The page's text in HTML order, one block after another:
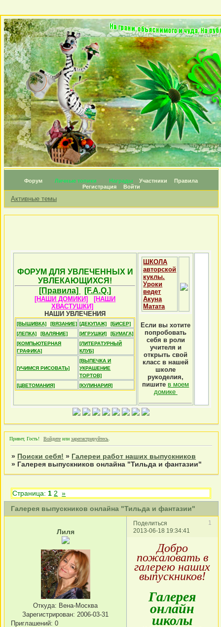
Форум Личные топики Награды Участники
Правила
Регистрация
Войти
Активные темы
ФОРУМ ДЛЯ УВЛЕЧЕННЫХ И
УВЛЕКАЮЩИХСЯ!
[Правила]
[F.A.Q.]
[НАШИ ДОМИКИ]
[НАШИ
ХВАСТУШКИ]
НАШИ УВЛЕЧЕНИЯ
[ВЫШИВКА] [ВЯЗАНИЕ] [ДЕКУПАЖ]
[БИСЕР]
[ЛЕПКА]
[ВАЛЯНИЕ] [ИГРУШКИ]
[БУМАГА]
[КОМПЬЮТЕРНАЯ
ГРАФИКА]
[ЛИТЕРАТУРНЫЙ
КЛУБ]
[УЧИМСЯ РИСОВАТЬ]
[ВЫПЕЧКА И
УКРАШЕНИЕ
ТОРТОВ]
[ЦВЕТОМАНИЯ]
[КУЛИНАРИЯ]
ШКОЛА
авторской
куклы.
Уроки
ведет
Акуна
Матата
Если вы хотите
попробовать
себя в роли
учителя и
открыть свой
класс в нашей
школе
рукоделия,
пишите в моем
домике
Привет, Гость! Войдите или зарегистрируйтесь
» Поиски себя! » Галереи работ наших выпускников
» Галерея выпускников онлайна "Тильда и фантазии"
Галерея выпускников онлайна "Тильда и фантазии"
Страница: 1 2 »
Поделиться
1
2013-06-18 19:34:41
Лиля
Откуда: Вена-Москва
Зарегистрирован: 2006-03-31
Приглашений: 0
Добро
пожаловать в
галерею наших
выпускников!
Галерея
онлайн
школы